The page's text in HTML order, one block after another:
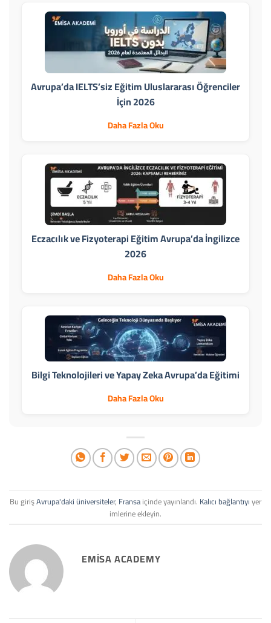
Avrupa’da IELTS’siz Eğitim Uluslararası Öğrenciler
İçin 2026
Daha Fazla Oku
Eczacılık ve Fizyoterapi Eğitim Avrupa’da İngilizce
2026
Daha Fazla Oku
Bilgi Teknolojileri ve Yapay Zeka Avrupa’da Eğitimi
Daha Fazla Oku
Bu girişAvrupa'daki üniversiteler, Fransaiçinde yayınlandı. Kalıcı bağlantıyıyer
imlerine ekleyin.
EMISA ACADEMY